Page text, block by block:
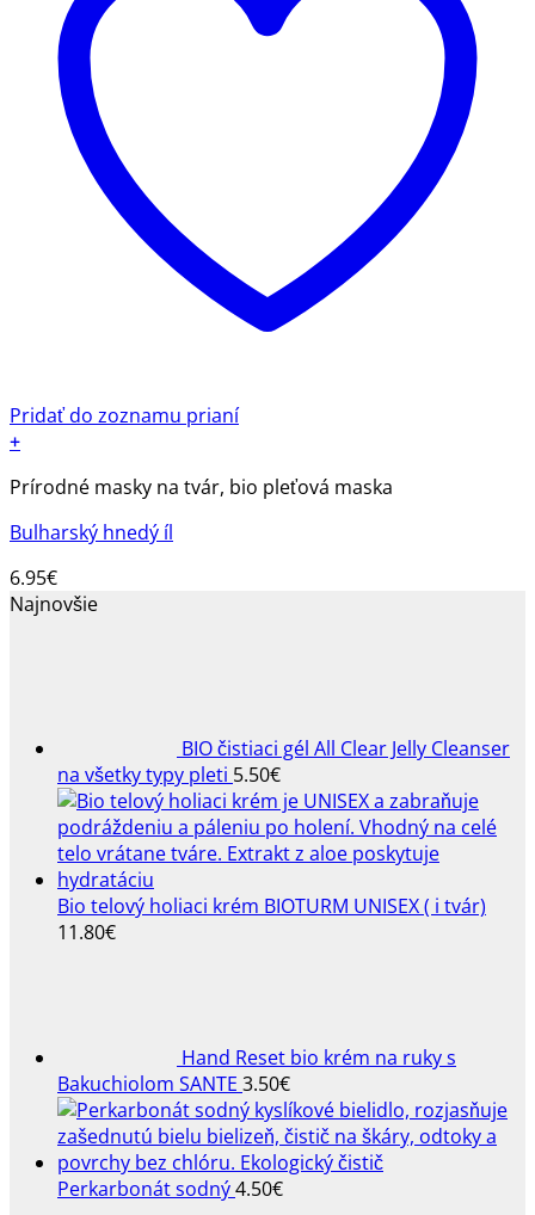
Pridať do zoznamu prianí
+
Prírodné masky na tvár, bio pleťová maska
Bulharský hnedý íl
6.95€
Najnovšie
BIO čistiaci gél All Clear Jelly Cleanser
na všetky typy pleti 5.50€
Bio telový holiaci krém BIOTURM UNISEX ( i tvár)
11.80€
Hand Reset bio krém na ruky s
Bakuchiolom SANTE 3.50€
Perkarbonát sodný4.50€